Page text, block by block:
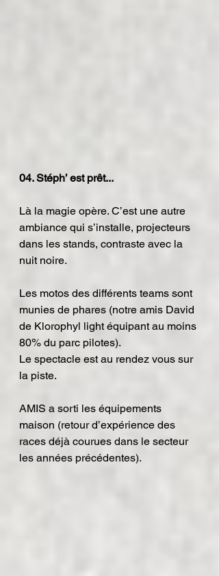
04. Stéph’ est prêt...
Là la magie opère. C’est une autre
ambiance qui s’installe, projecteurs
dans les stands, contraste avec la
nuit noire.
Les motos des différents teams sont
munies de phares (notre amis David
de Klorophyl light équipant au moins
80% du parc pilotes).
Le spectacle est au rendez vous sur
la piste.
AMIS a sorti les équipements
maison (retour d’expérience des
races déjà courues dans le secteur
les années précédentes).